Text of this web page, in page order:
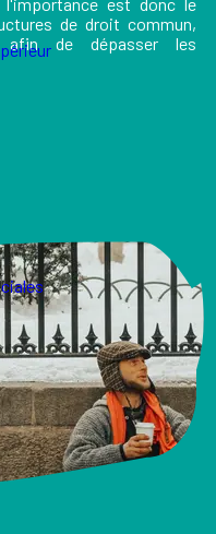
de droit commun,
de dépasser les